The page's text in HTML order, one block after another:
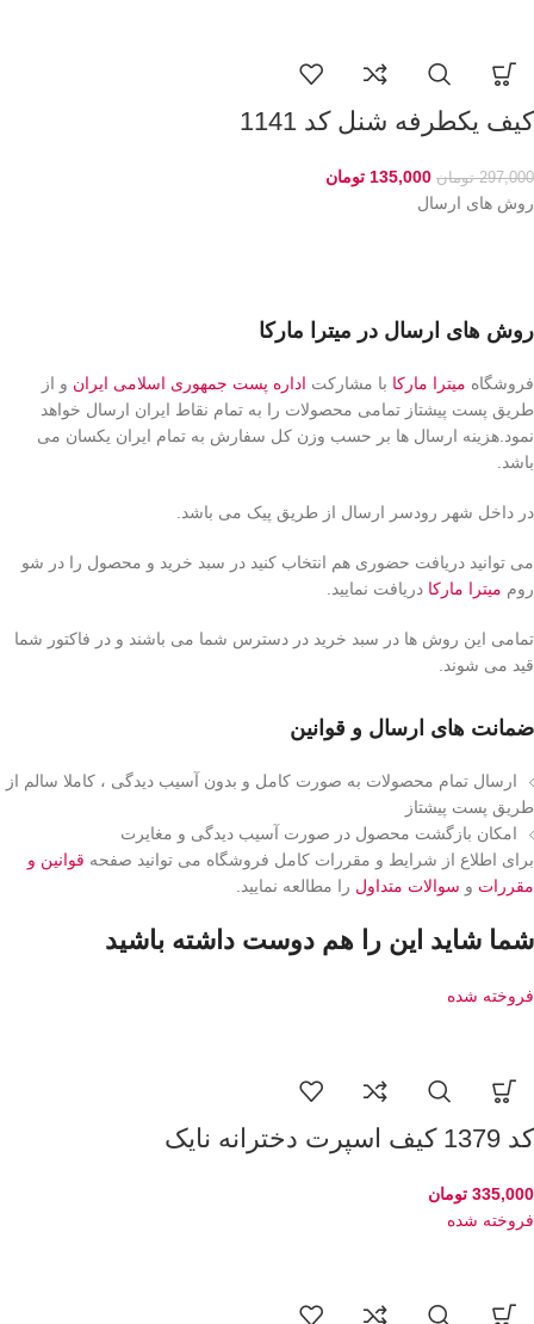
کیف یکطرفه شنل کد 1141
297,000 تومان 135,000 تومان
روش های ارسال
روش های ارسال در میترا مارکا
فروشگاه میترا مارکا با مشارکت اداره پست جمهوری اسلامی ایران و از
طریق پست پیشتاز تمامی محصولات را به تمام نقاط ایران ارسال خواهد
نمود.هزینه ارسال ها بر حسب وزن کل سفارش به تمام ایران یکسان می
باشد.
در داخل شهر رودسر ارسال از طریق پیک می باشد.
می توانید دریافت حضوری هم انتخاب کنید در سبد خرید و محصول را در شو
روم میترا مارکا دریافت نمایید.
تمامی این روش ها در سبد خرید در دسترس شما می باشند و در فاکتور شما
قید می شوند.
ضمانت های ارسال و قوانین
ارسال تمام محصولات به صورت کامل و بدون آسیب دیدگی ، کاملا سالم از
طریق پست پیشتاز
امکان بازگشت محصول در صورت آسیب دیدگی و مغایرت
برای اطلاع از شرایط و مقررات کامل فروشگاه می توانید صفحه قوانین و
مقررات و سوالات متداول را مطالعه نمایید.
شما شاید این را هم دوست داشته باشید
فروخته شده
کد 1379 کیف اسپرت دخترانه نایک
335,000 تومان
فروخته شده